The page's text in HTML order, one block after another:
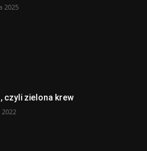
2025
czyli zielona krew
2022